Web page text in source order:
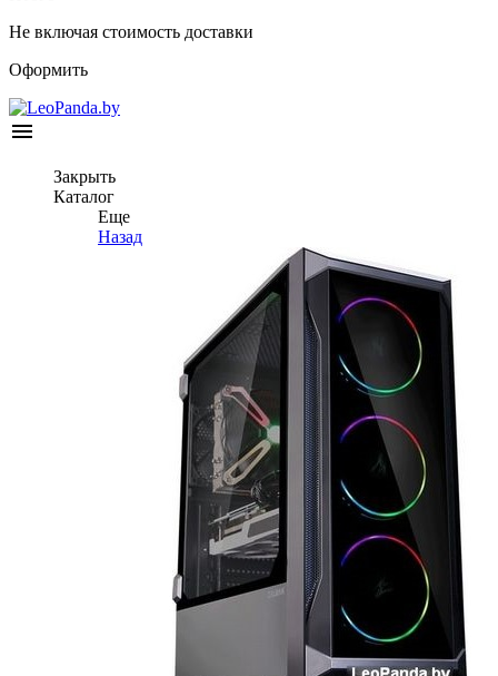
Не включая стоимость доставки
Оформить
menu
Закрыть
Каталог
Еще
Назад